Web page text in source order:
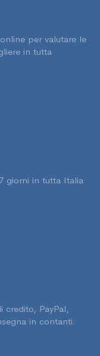
per valutare le
in tutta
giorni in tutta Italia
credito, PayPal,
in contanti.